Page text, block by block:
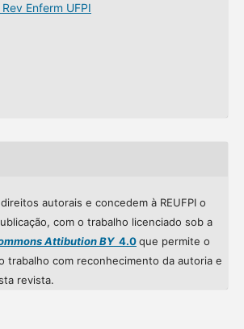
Enferm UFPI
autorais e concedem à REUFPI o
com o trabalho licenciado sob a
Attibution BY4.0que permite o
trabalho com reconhecimento da autoria e
revista.